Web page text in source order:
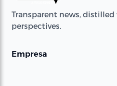
Transparent news, distilled
perspectives.
Empresa